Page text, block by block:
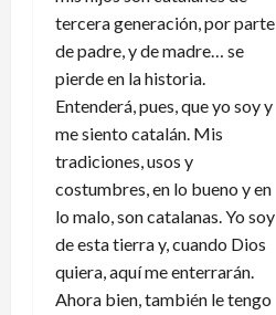
tercera generación, por parte
de padre, y de madre… se
pierde en la historia.
Entenderá, pues, que yo soy y
me siento catalán. Mis
tradiciones, usos y
costumbres, en lo bueno y en
lo malo, son catalanas. Yo soy
de esta tierra y, cuando Dios
quiera, aquí me enterrarán.
Ahora bien, también le tengo